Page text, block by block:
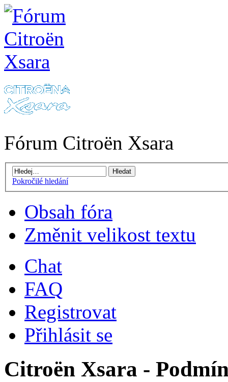
Fórum Citroën Xsara
Pokročilé hledání
Obsah fóra
Změnit velikost textu
Chat
FAQ
Registrovat
Přihlásit se
Citroën Xsara -